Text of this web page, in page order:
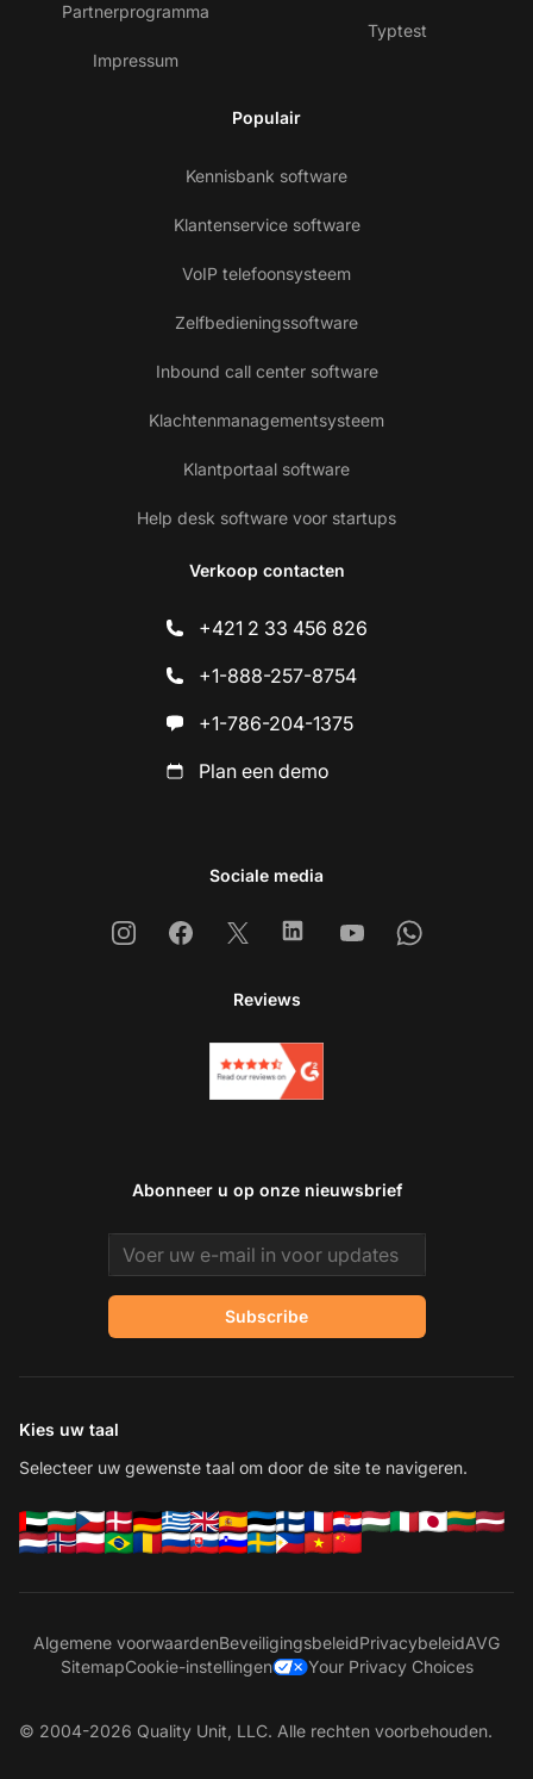
Partnerprogramma
Impressum
Typtest
Populair
Kennisbank software
Klantenservice software
VoIP telefoonsysteem
Zelfbedieningssoftware
Inbound call center software
Klachtenmanagementsysteem
Klantportaal software
Help desk software voor startups
Verkoop contacten
+421 2 33 456 826
+1-888-257-8754
+1-786-204-1375
Plan een demo
Sociale media
InstagramFacebook
X LinkedinYoutubeWhatsapp
Reviews
Abonneer u op onze nieuwsbrief
Email address
Subscribe
Kies uw taal
Selecteer uw gewenste taal om door de site te navigeren.
Algemene voorwaardenBeveiligingsbeleidPrivacybeleidAVG
SitemapCookie-instellingen Your Privacy Choices
© 2004-2026 Quality Unit, LLC. Alle rechten voorbehouden.